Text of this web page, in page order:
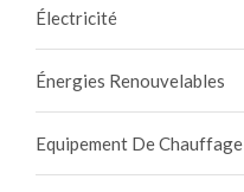
Électricité
Énergies Renouvelables
Equipement De Chauffage